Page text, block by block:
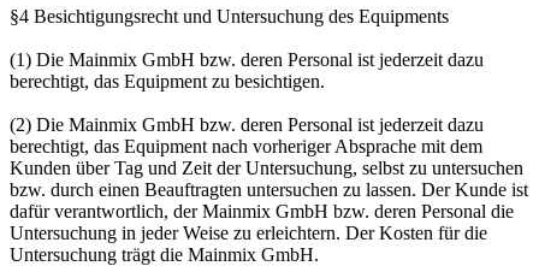
§4 Besichtigungsrecht und Untersuchung des Equipments
(1) Die Mainmix GmbH bzw. deren Personal ist jederzeit dazu
berechtigt, das Equipment zu besichtigen.
(2) Die Mainmix GmbH bzw. deren Personal ist jederzeit dazu
berechtigt, das Equipment nach vorheriger Absprache mit dem
Kunden über Tag und Zeit der Untersuchung, selbst zu untersuchen
bzw. durch einen Beauftragten untersuchen zu lassen. Der Kunde ist
dafür verantwortlich, der Mainmix GmbH bzw. deren Personal die
Untersuchung in jeder Weise zu erleichtern. Der Kosten für die
Untersuchung trägt die Mainmix GmbH.